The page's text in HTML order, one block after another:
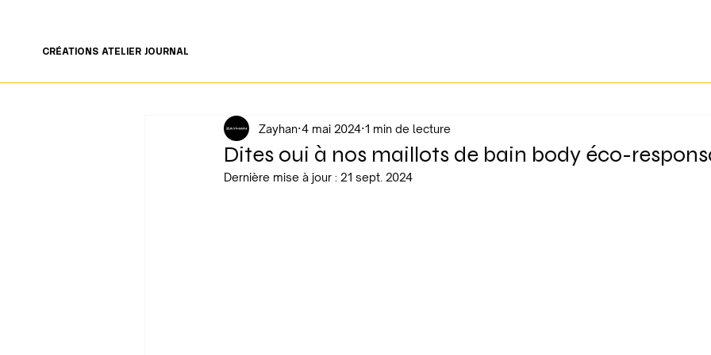
CRÉATIONS ATELIER JOURNAL
Dites oui à nos maillots de bain body éco-
Zayhan 4 mai 2024 1 min de lecture
Dernière mise à jour : 21 sept. 2024